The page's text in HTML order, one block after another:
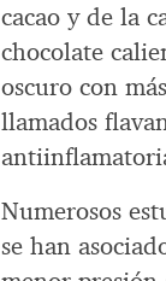
cacao y de la
chocolate
oscuro con
llamados
Numerosos
se han